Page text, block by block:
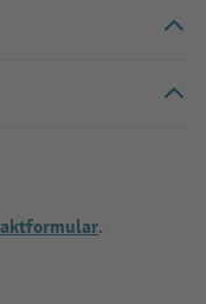
.